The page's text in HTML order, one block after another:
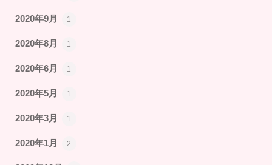
2020年9月 1
2020年8月 1
2020年6月 1
2020年5月 1
2020年3月 1
2020年1月 2